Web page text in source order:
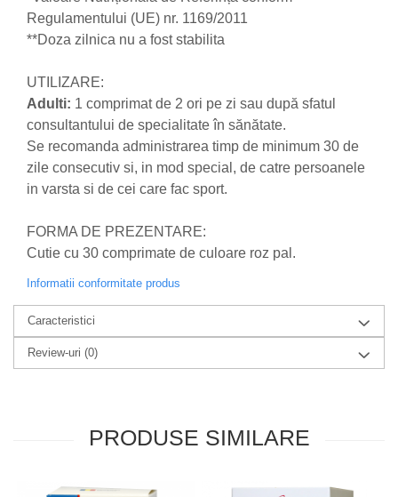
Regulamentului (UE) nr. 1169/2011
**Doza zilnica nu a fost stabilita
UTILIZARE:
Adulti: 1 comprimat de 2 ori pe zi sau după sfatul
consultantului de specialitate în sănătate.
Se recomanda administrarea timp de minimum 30 de
zile consecutiv si, in mod special, de catre persoanele
in varsta si de cei care fac sport.
FORMA DE PREZENTARE:
Cutie cu 30 comprimate de culoare roz pal.
Informatii conformitate produs
Caracteristici
Review-uri (0)
PRODUSE SIMILARE